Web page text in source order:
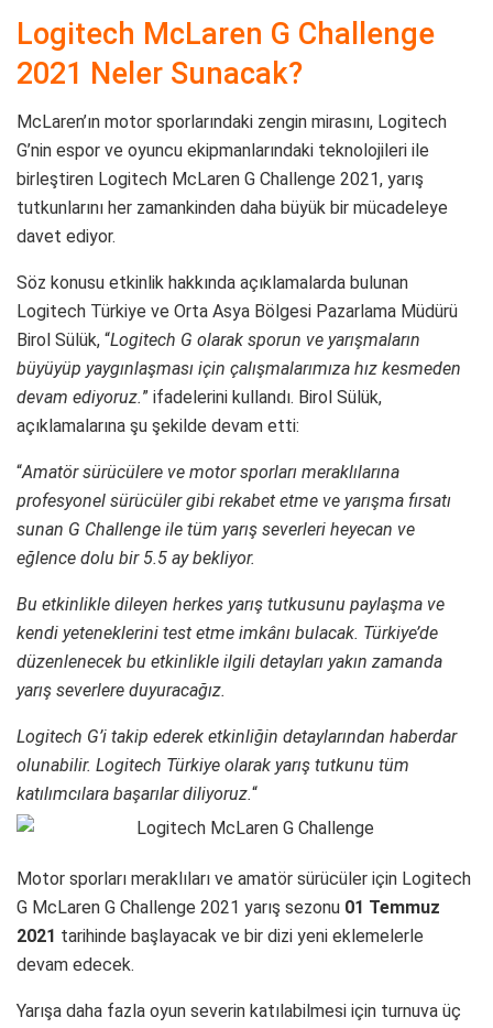
Logitech McLaren G Challenge
2021 Neler Sunacak?
McLaren’ın motor sporlarındaki zengin mirasını, Logitech
G’nin espor ve oyuncu ekipmanlarındaki teknolojileri ile
birleştiren Logitech McLaren G Challenge 2021, yarış
tutkunlarını her zamankinden daha büyük bir mücadeleye
davet ediyor.
Söz konusu etkinlik hakkında açıklamalarda bulunan
Logitech Türkiye ve Orta Asya Bölgesi Pazarlama Müdürü
Birol Sülük, “Logitech G olarak sporun ve yarışmaların
büyüyüp yaygınlaşması için çalışmalarımıza hız kesmeden
devam ediyoruz.” ifadelerini kullandı. Birol Sülük,
açıklamalarına şu şekilde devam etti:
“Amatör sürücülere ve motor sporları meraklılarına
profesyonel sürücüler gibi rekabet etme ve yarışma fırsatı
sunan G Challenge ile tüm yarış severleri heyecan ve
eğlence dolu bir 5.5 ay bekliyor.
Bu etkinlikle dileyen herkes yarış tutkusunu paylaşma ve
kendi yeteneklerini test etme imkânı bulacak. Türkiye’de
düzenlenecek bu etkinlikle ilgili detayları yakın zamanda
yarış severlere duyuracağız.
Logitech G’i takip ederek etkinliğin detaylarından haberdar
olunabilir. Logitech Türkiye olarak yarış tutkunu tüm
katılımcılara başarılar diliyoruz.“
Motor sporları meraklıları ve amatör sürücüler için Logitech
G McLaren G Challenge 2021 yarış sezonu 01 Temmuz
2021 tarihinde başlayacak ve bir dizi yeni eklemelerle
devam edecek.
Yarışa daha fazla oyun severin katılabilmesi için turnuva üç